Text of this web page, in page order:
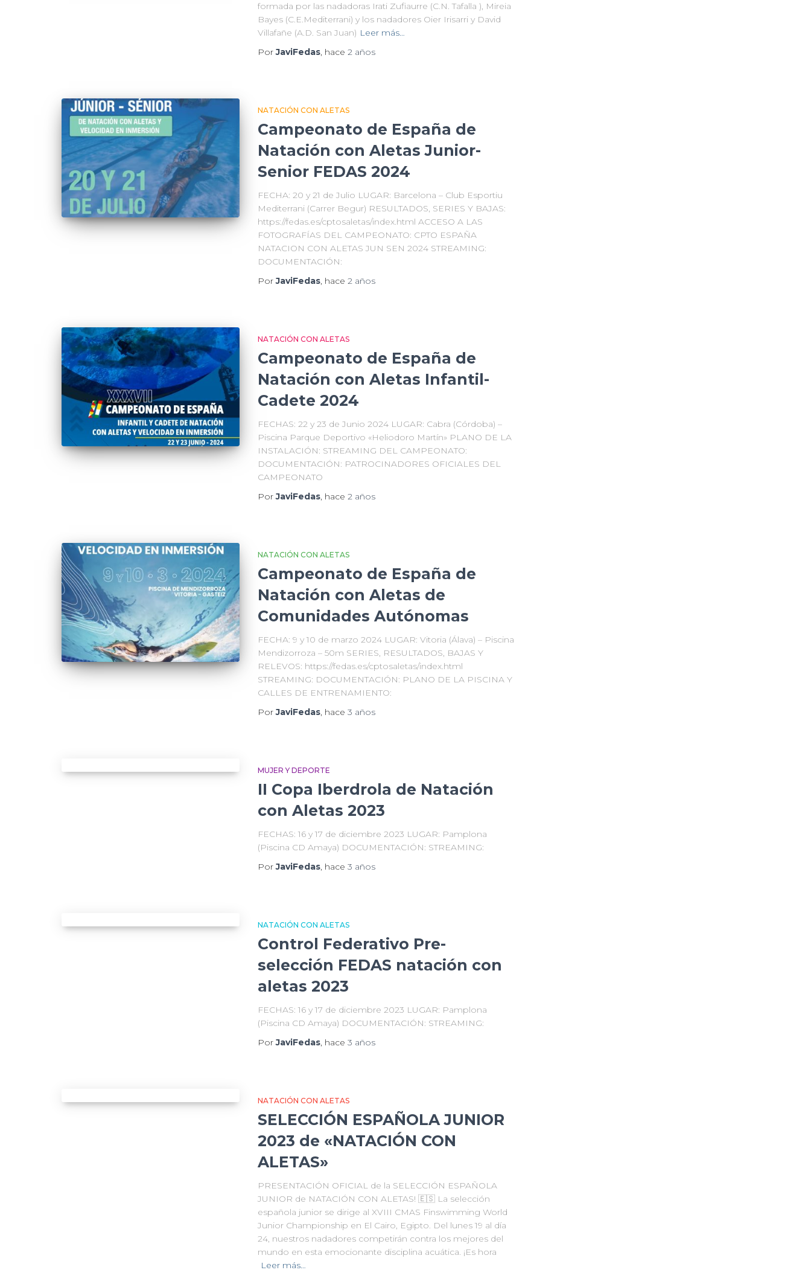
formada por las nadadoras Irati Zufiaurre (C.N. Tafalla ), Mireia
Bayes (C.E.Mediterrani) y los nadadores Oier Irisarri y David
Villafañe (A.D. San Juan) Leer más…
PorJaviFedas, hace 2 años
NATACIÓN CON ALETAS
Campeonato de España de
Natación con Aletas Junior-
Senior FEDAS 2024
FECHA: 20 y 21 de Julio LUGAR: Barcelona – Club Esportiu
Mediterrani (Carrer Begur) RESULTADOS, SERIES Y BAJAS:
https://fedas.es/cptosaletas/index.html ACCESO A LAS
FOTOGRAFÍAS DEL CAMPEONATO: CPTO ESPAÑA
NATACION CON ALETAS JUN SEN 2024 STREAMING:
DOCUMENTACIÓN:
PorJaviFedas, hace 2 años
NATACIÓN CON ALETAS
Campeonato de España de
Natación con Aletas Infantil-
Cadete 2024
FECHAS: 22 y 23 de Junio 2024 LUGAR: Cabra (Córdoba) –
Piscina Parque Deportivo «Heliodoro Martín» PLANO DE LA
INSTALACIÓN: STREAMING DEL CAMPEONATO:
DOCUMENTACIÓN: PATROCINADORES OFICIALES DEL
CAMPEONATO
PorJaviFedas, hace 2 años
NATACIÓN CON ALETAS
Campeonato de España de
Natación con Aletas de
Comunidades Autónomas
FECHA: 9 y 10 de marzo 2024 LUGAR: Vitoria (Álava) – Piscina
Mendizorroza – 50m SERIES, RESULTADOS, BAJAS Y
RELEVOS: https://fedas.es/cptosaletas/index.html
STREAMING: DOCUMENTACIÓN: PLANO DE LA PISCINA Y
CALLES DE ENTRENAMIENTO:
PorJaviFedas, hace 3 años
MUJER Y DEPORTE
II Copa Iberdrola de Natación
con Aletas 2023
FECHAS: 16 y 17 de diciembre 2023 LUGAR: Pamplona
(Piscina CD Amaya) DOCUMENTACIÓN: STREAMING:
PorJaviFedas, hace 3 años
NATACIÓN CON ALETAS
Control Federativo Pre-
selección FEDAS natación con
aletas 2023
FECHAS: 16 y 17 de diciembre 2023 LUGAR: Pamplona
(Piscina CD Amaya) DOCUMENTACIÓN: STREAMING:
PorJaviFedas, hace 3 años
NATACIÓN CON ALETAS
SELECCIÓN ESPAÑOLA JUNIOR
2023 de «NATACIÓN CON
ALETAS»
PRESENTACIÓN OFICIAL de la SELECCIÓN ESPAÑOLA
JUNIOR de NATACIÓN CON ALETAS! 🇪🇸 La selección
española junior se dirige al XVIII CMAS Finswimming World
Junior Championship en El Cairo, Egipto. Del lunes 19 al día
24, nuestros nadadores competirán contra los mejores del
mundo en esta emocionante disciplina acuática. ¡Es hora
Leer más…